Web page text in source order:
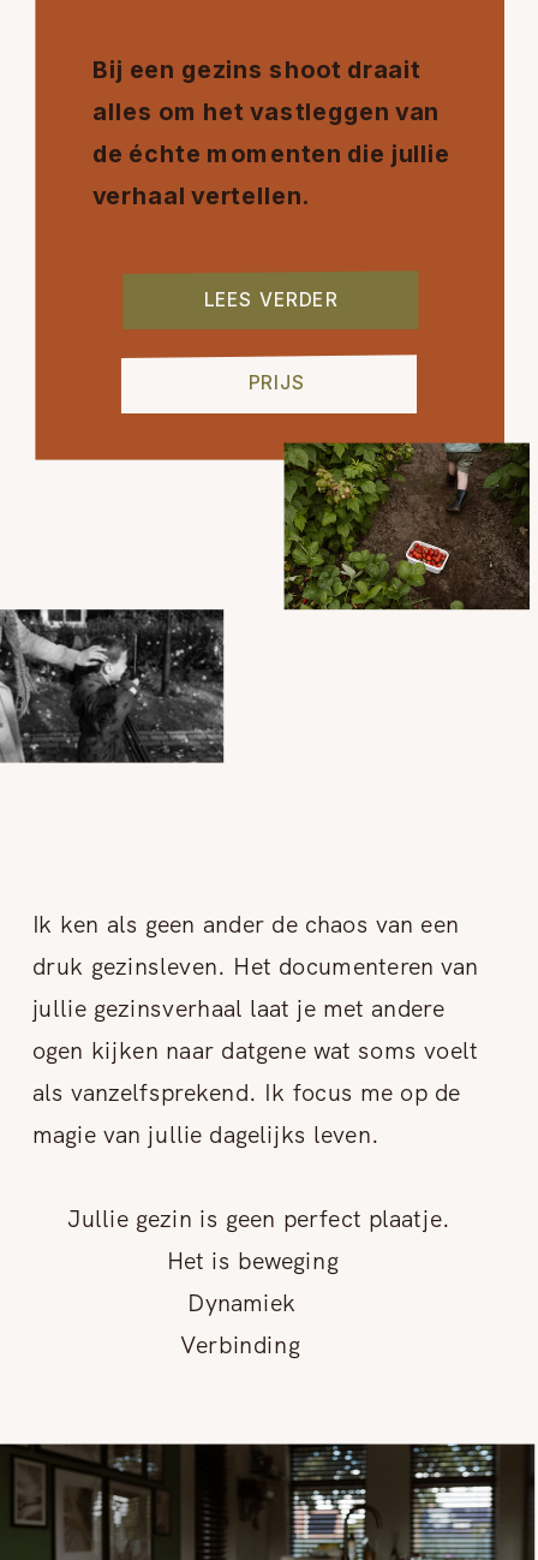
Bij een gezins shoot draait
alles om het vastleggen van
de échte momenten die jullie
verhaal vertellen.
PRIJS
LEES VERDER
Ik ken als geen ander de chaos van een
druk gezinsleven. Het documenteren van
jullie gezinsverhaal laat je met andere
ogen kijken naar datgene wat soms voelt
als vanzelfsprekend. Ik focus me op de
magie van jullie dagelijks leven.
Jullie gezin is geen perfect plaatje.
Het is beweging
Dynamiek
Verbinding